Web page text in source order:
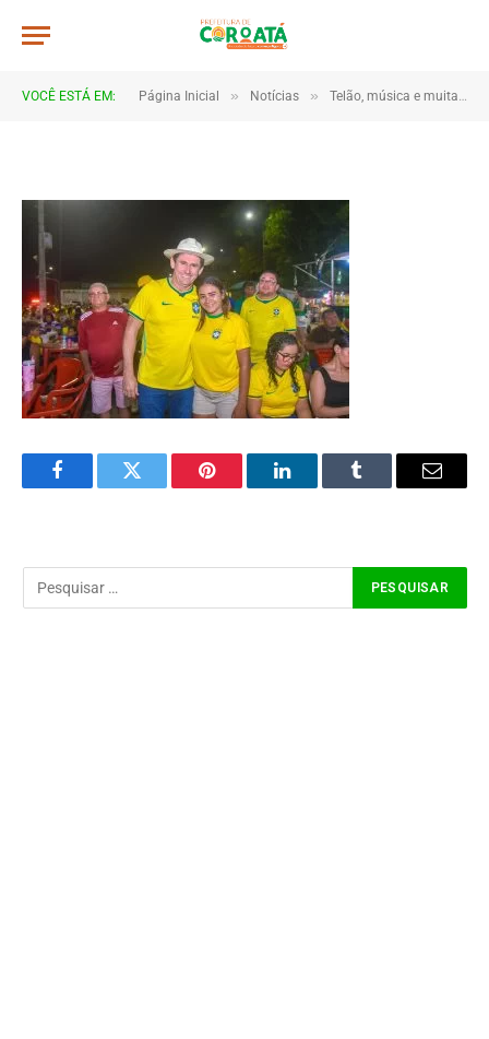
VOCÊ ESTÁ EM: Página Inicial » Notícias » Telão, música e muita torcida marcam estreia do Brasil em Coroatá
JWR_5122
FacebookTwitter Pinterest LinkedInTumblr Email